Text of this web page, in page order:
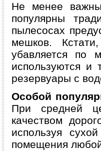
Не менее
популярны
пылесосах
мешков.
убавляется по
используются и
резервуары с
Особой
При средней
качеством
используя
помещения